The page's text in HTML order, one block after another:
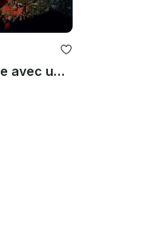
Passez un moment inoubliable avec un cours de plongée sous-marine et une visite guidée dans le gouvernorat d'Aqaba, en Jordanie.